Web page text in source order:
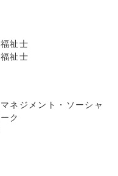
祉士
祉士
ネジメント・ソーシャ
ク